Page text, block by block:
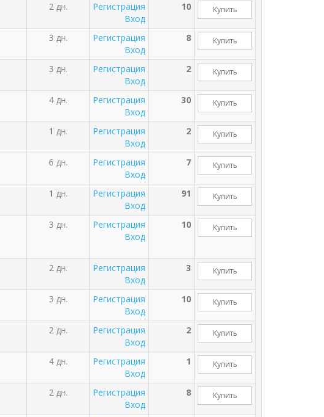
2 дн.
Регистрация
Вход
10 Купить
3 дн.
Регистрация
Вход
8 Купить
3 дн.
Регистрация
Вход
2 Купить
4 дн.
Регистрация
Вход
30 Купить
1 дн.
Регистрация
Вход
2 Купить
6 дн.
Регистрация
Вход
7 Купить
1 дн.
Регистрация
Вход
91 Купить
3 дн.
Регистрация
Вход
10 Купить
2 дн.
Регистрация
Вход
3 Купить
3 дн.
Регистрация
Вход
10 Купить
2 дн.
Регистрация
Вход
2 Купить
4 дн.
Регистрация
Вход
1 Купить
2 дн.
Регистрация
Вход
8 Купить